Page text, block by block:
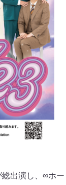
出演し、∞ホー